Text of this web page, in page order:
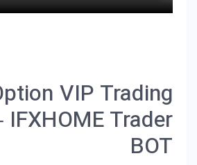
VIP Trading
IFXHOME Trader
BOT